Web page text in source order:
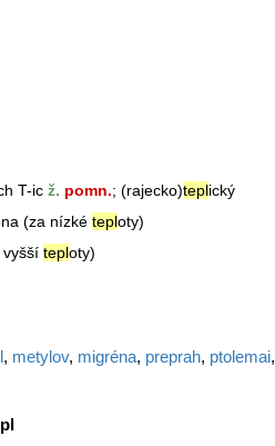
T-ic ž. pomn.; (rajecko)teplický
(za nízké teploty)
vyšší teploty)
, metylov, migréna, preprah, ptolemai,